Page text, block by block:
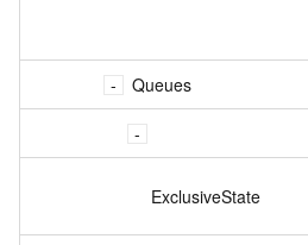
Queues
ExclusiveState